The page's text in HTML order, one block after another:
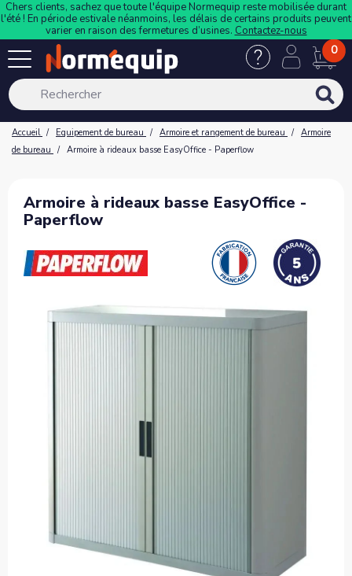
Chers clients, sachez que toute l'équipe Normequip reste mobilisée durant
l'été ! En période estivale néanmoins, les délais de certains produits peuvent
varier en raison des fermetures d’usines. Contactez-nous
0
Accueil Equipement de bureau Armoire et rangement de bureau
Armoire
de bureau
Armoire à rideaux basse EasyOffice - Paperflow
Armoire à rideaux basse EasyOffice -
Paperflow